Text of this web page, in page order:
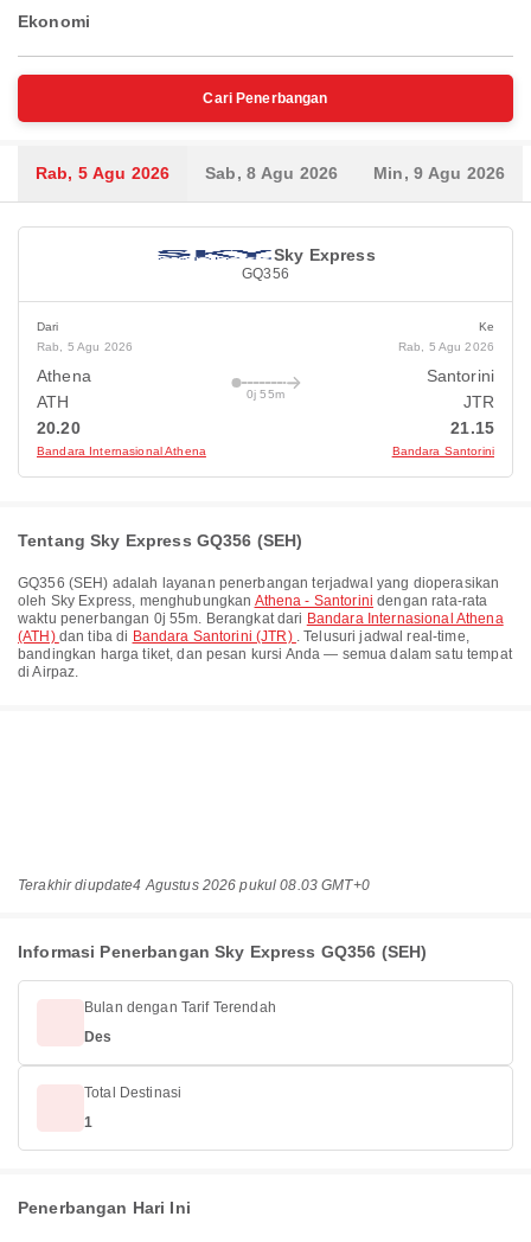
Ekonomi
Cari Penerbangan
Rab, 5 Agu 2026 Sab, 8 Agu 2026 Min, 9 Agu 2026
Sky Express
GQ356
Dari
Rab, 5 Agu 2026
Athena
ATH
20.20
Bandara Internasional Athena
0j 55m
Ke
Rab, 5 Agu 2026
Santorini
JTR
21.15
Bandara Santorini
Tentang Sky Express GQ356 (SEH)
GQ356 (SEH) adalah layanan penerbangan terjadwal yang dioperasikan
oleh Sky Express, menghubungkan Athena - Santorini dengan rata-rata
waktu penerbangan 0j 55m. Berangkat dari Bandara Internasional Athena
(ATH) dan tiba di Bandara Santorini (JTR) . Telusuri jadwal real-time,
bandingkan harga tiket, dan pesan kursi Anda — semua dalam satu tempat
di Airpaz.
Terakhir diupdate4 Agustus 2026 pukul 08.03 GMT+0
Informasi Penerbangan Sky Express GQ356 (SEH)
Bulan dengan Tarif Terendah
Des
Total Destinasi
1
Penerbangan Hari Ini